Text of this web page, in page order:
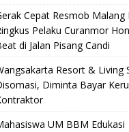
Cepat Resmob Malang
Pelaku Curanmor
di Jalan Pisang Candi
Resort & Living
Diminta Bayar
UM BBM Edukasi